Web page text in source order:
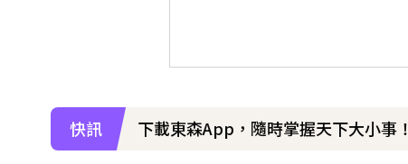
快訊 下載東森App，隨時掌握天下大小事！